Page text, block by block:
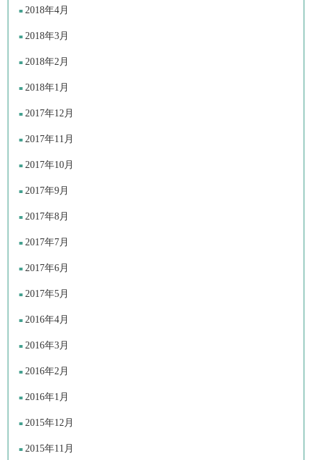
2018年4月
2018年3月
2018年2月
2018年1月
2017年12月
2017年11月
2017年10月
2017年9月
2017年8月
2017年7月
2017年6月
2017年5月
2016年4月
2016年3月
2016年2月
2016年1月
2015年12月
2015年11月